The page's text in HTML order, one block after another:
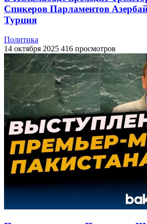
Спикеров Парламентов
Турция
Политика
14 октября 2025 416 просмотров